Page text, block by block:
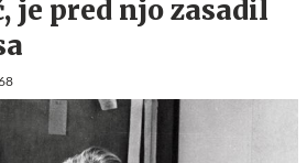
je pred njo zasadil